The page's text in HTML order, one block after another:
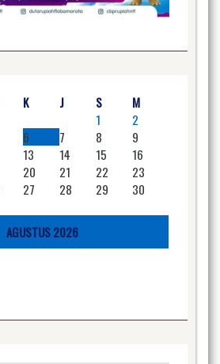
AGUSTUS 2026
K J S
M
1
2
6 7 8
9
13 14 15
16
20 21 22
23
27 28 29
30